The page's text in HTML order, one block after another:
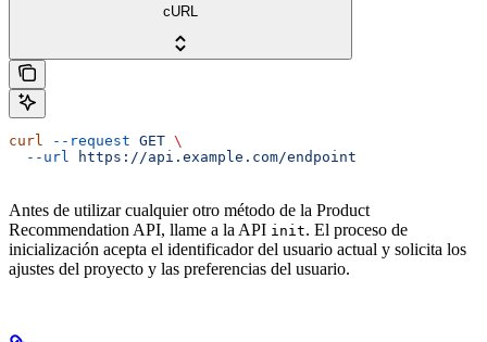
cURL
curl --request GET \
  --url
https://api.example.com/endpoint
Antes de utilizar cualquier otro método de la Product
Recommendation API, llame a la API init. El proceso de
inicialización acepta el identificador del usuario actual y solicita los
ajustes del proyecto y las preferencias del usuario.